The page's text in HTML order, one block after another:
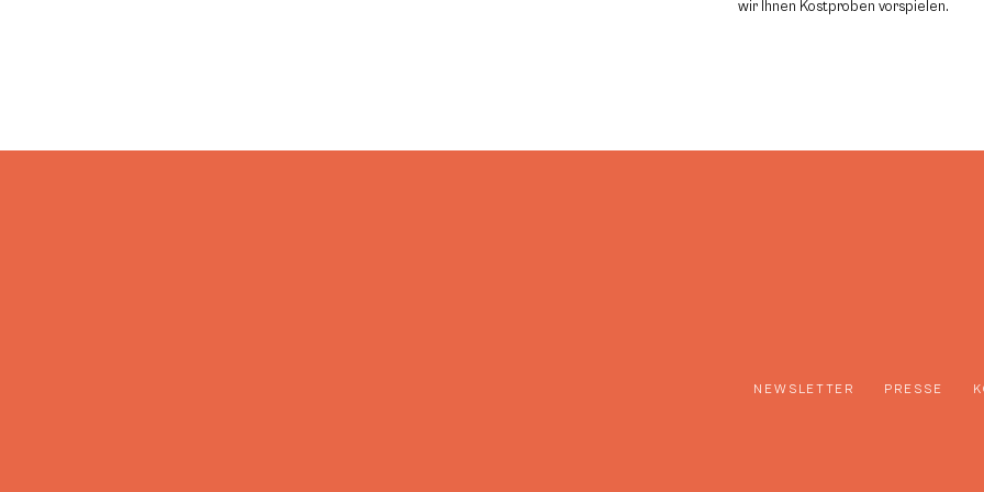
wir Ihnen Kostproben vorspielen.
NEWSLETTER PRESSE